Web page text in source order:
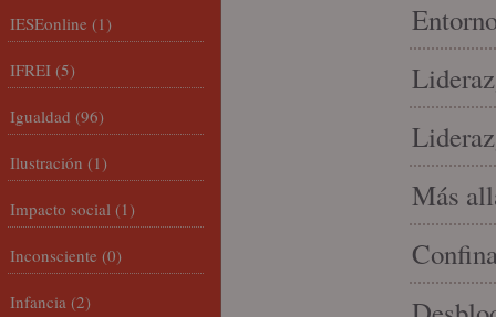
Más
IESEonline (1)
IFREI (5)
Igualdad (96)
Ilustración (1)
Impacto social (1)
Inconsciente (0)
Infancia (2)